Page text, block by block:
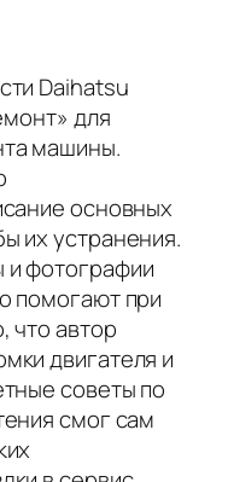
Daihatsu
для
машины.
основных
их устранения.
фотографии
помогают при
что автор
двигателя и
советы по
смог сам